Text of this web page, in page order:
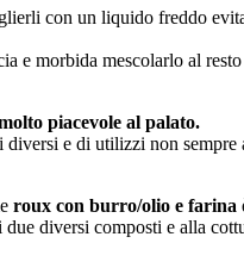
con un liquido freddo
e morbida mescolarlo al
piacevole al palato.
diversi e di utilizzi non
roux con burro/olio e farina
diversi composti e alla